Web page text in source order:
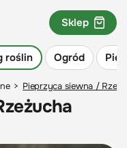
roślin Ogród
Sklep
> Pieprzyca siewna /